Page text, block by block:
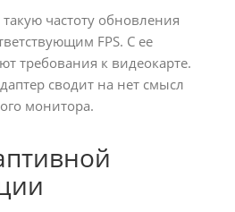
частоту обновления
FPS. С ее
требования к видеокарте.
сводит на нет смысл
монитора.